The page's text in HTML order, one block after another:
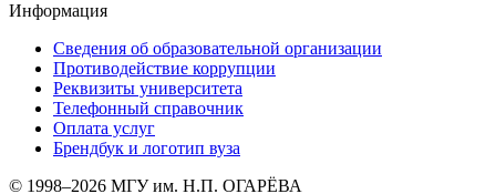
Информация
Сведения об образовательной организации
Противодействие коррупции
Реквизиты университета
Телефонный справочник
Оплата услуг
Брендбук и логотип вуза
© 1998–2026 МГУ им. Н.П. ОГАРЁВА